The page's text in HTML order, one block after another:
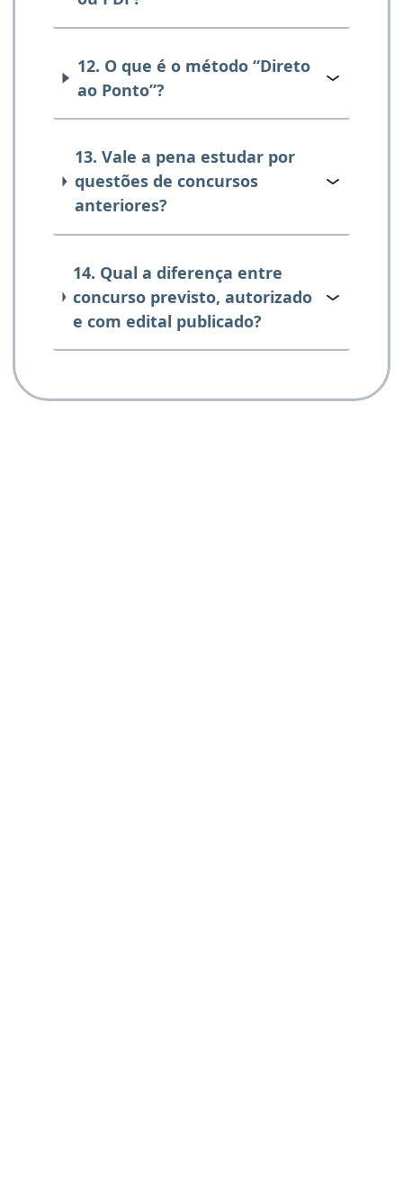
12. O que é o método “Direto
ao Ponto”?
13. Vale a pena estudar por
questões de concursos
anteriores?
14. Qual a diferença entre
concurso previsto, autorizado
e com edital publicado?